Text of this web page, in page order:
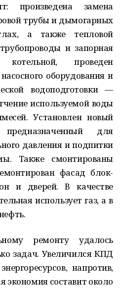
произведена замена
трубы и дымогарных
а также тепловой
и запорная
проведен
оборудования и
водоподготовки —
используемой воды
Установлен новый
для
давления и подпитки
Также смонтированы
фасад блок-
и дверей. В качестве
использует газ, а в
ремонту удалось
задач. Увеличился КПД
напротив,
экономия составит около